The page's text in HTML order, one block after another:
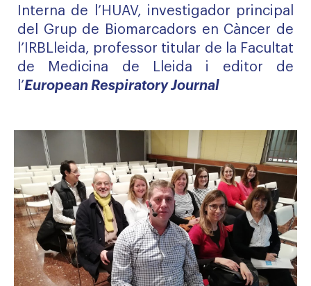
Interna de l’HUAV, investigador principal
del Grup de Biomarcadors en Càncer de
l’IRBLleida, professor titular de la Facultat
de Medicina de Lleida i editor de
l’European Respiratory Journal